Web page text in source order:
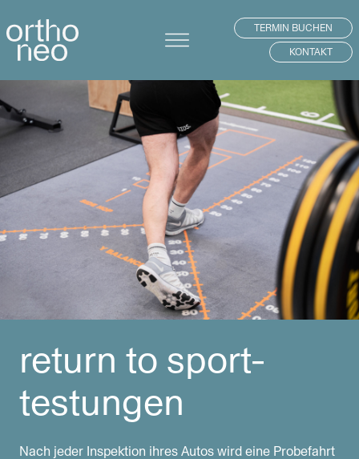
TERMIN BUCHEN
KONTAKT
return to sport-
testungen
Nach jeder Inspektion ihres Autos wird eine Probefahrt